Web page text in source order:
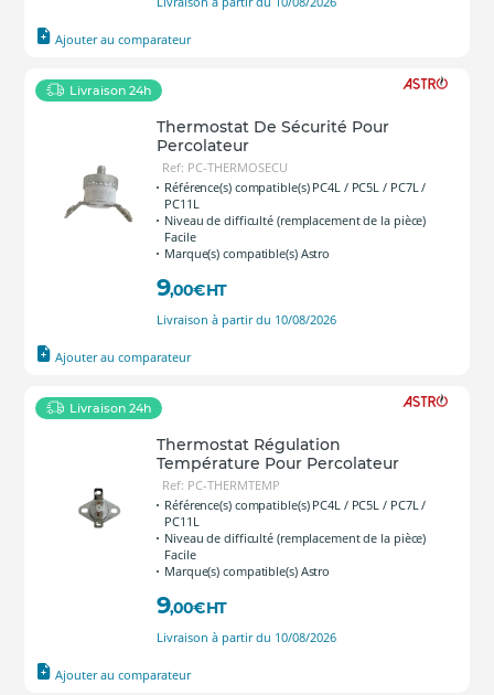
Ajouter au comparateur
Livraison 24h
Thermostat De Sécurité Pour
Percolateur
Ref: PC-THERMOSECU
Référence(s) compatible(s) PC4L / PC5L / PC7L /
PC11L
Niveau de difficulté (remplacement de la pièce)
Facile
Marque(s) compatible(s) Astro
9,00€HT
Livraison à partir du 10/08/2026
Ajouter au comparateur
Livraison 24h
Thermostat Régulation
Température Pour Percolateur
Ref: PC-THERMTEMP
Référence(s) compatible(s) PC4L / PC5L / PC7L /
PC11L
Niveau de difficulté (remplacement de la pièce)
Facile
Marque(s) compatible(s) Astro
9,00€HT
Livraison à partir du 10/08/2026
Ajouter au comparateur